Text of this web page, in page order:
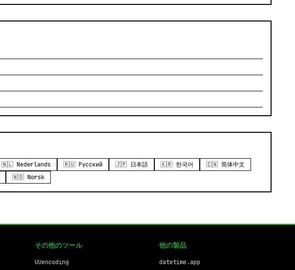
🇳🇱 Nederlands 🇷🇺 Русский 🇯🇵 日本語 🇰🇷 한국어
🇨🇳 简体中文
🇳🇴 Norsk
その他のツール
UUencoding
他の製品
datetime.app